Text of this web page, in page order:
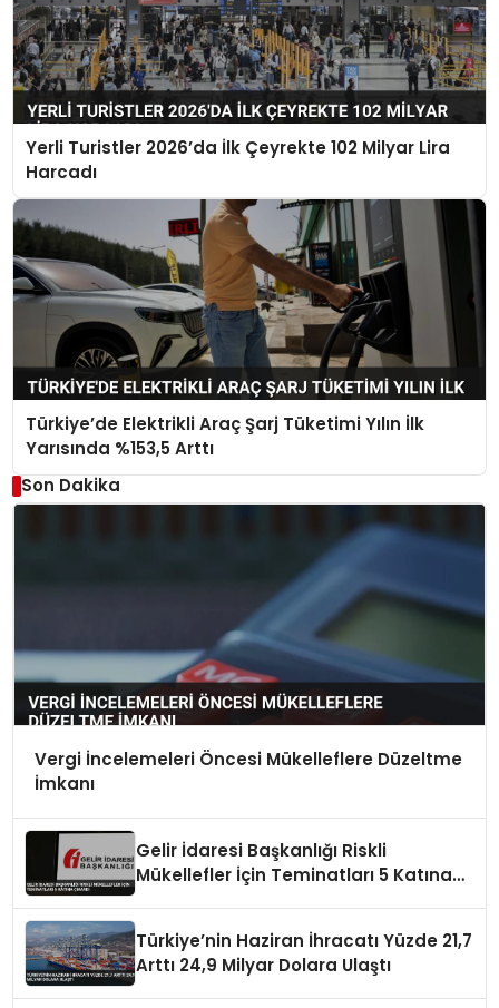
Yerli Turistler 2026’da İlk Çeyrekte 102 Milyar Lira
Harcadı
Türkiye’de Elektrikli Araç Şarj Tüketimi Yılın İlk
Yarısında %153,5 Arttı
Son Dakika
Vergi İncelemeleri Öncesi Mükelleflere Düzeltme
İmkanı
Gelir İdaresi Başkanlığı Riskli
Mükellefler İçin Teminatları 5 Katına
Türkiye’nin Haziran İhracatı Yüzde 21,7
Arttı 24,9 Milyar Dolara Ulaştı